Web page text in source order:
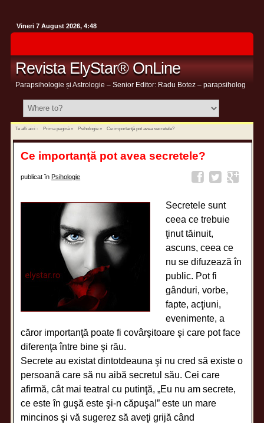
Vineri 7 August 2026, 4:48
Revista ElyStar® OnLine
Parapsihologie și Astrologie – Senior Editor: Radu Botez – parapsiholog
Te afli aici : Prima pagină» Psihologie» Ce importanţă pot avea secretele?
Ce importanţă pot avea secretele?
publicat înPsihologie
Secretele sunt
ceea ce trebuie
ţinut tăinuit,
ascuns, ceea ce
nu se difuzează în
public. Pot fi
gânduri, vorbe,
fapte, acţiuni,
evenimente, a
căror importanţă poate fi covârşitoare şi care pot face
diferenţa între bine şi rău.
Secrete au existat dintotdeauna şi nu cred să existe o
persoană care să nu aibă secretul său. Cei care
afirmă, cât mai teatral cu putinţă, „Eu nu am secrete,
ce este în guşă este şi-n căpuşa!” este un mare
mincinos şi vă sugerez să aveţi grijă când